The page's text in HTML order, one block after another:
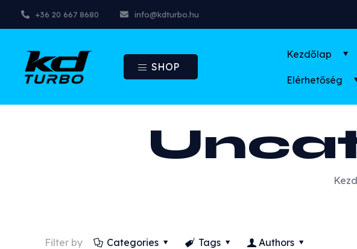
+36 20 667 8680 info@kdturbo.hu
SHOP
Kezdőlap
Elérhetőség
Filter by Categories Tags Authors